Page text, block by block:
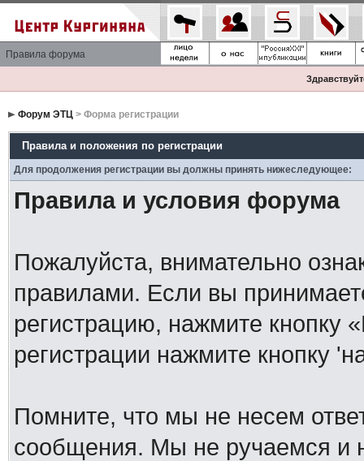
Правила форума
Форум ЭТЦ> Форма регистрации
Правила и положения по регистрации
Для продолжения регистрации вы должны принять нижеследующее:
Правила и условия форума
Пожалуйста, внимательно
правилами. Если вы
регистрацию, нажмите кнопку
регистрации нажмите кнопку
Помните, что мы не несем
сообщения. Мы не ручаемся и